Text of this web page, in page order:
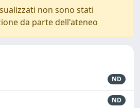
non sono stati
da parte dell'ateneo
ND
ND